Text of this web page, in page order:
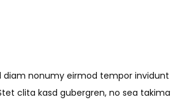
nonumy eirmod tempor
clita kasd gubergren, no sea